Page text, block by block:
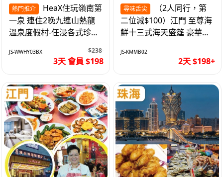
熱門推介
一泉 連住2晚九連山熱龍
溫泉度假村-任浸各式珍稀
JS-WWHY03BX $238
3天 會員 $198
尋味舌尖
二位減$100）江門 至尊海
鮮十三式海天盛筵 豪華三
2天
JS-KMMB02
2天 $198+